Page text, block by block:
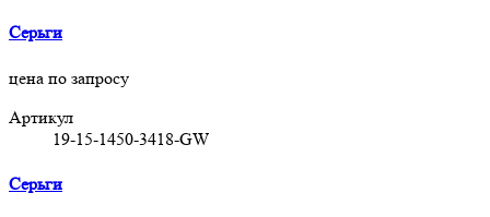
Серьги
цена по запросу
Артикул
19-15-1450-3418-GW
Серьги